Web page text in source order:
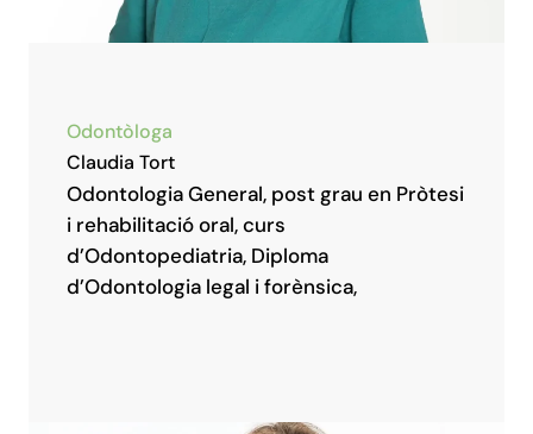
Odontòloga
Claudia Tort
Odontologia General, post grau en Pròtesi
i rehabilitació oral, curs
d’Odontopediatria, Diploma
d’Odontologia legal i forènsica,